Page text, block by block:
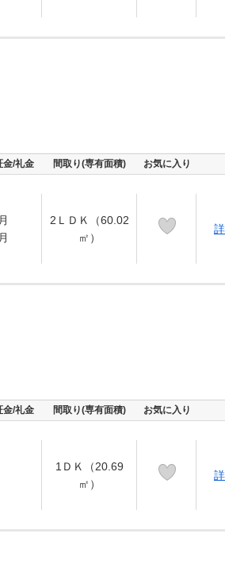
金/礼金 間取り(専有面積) お気に入り
2ＬＤＫ（60.02
㎡）
金/礼金 間取り(専有面積) お気に入り
1ＤＫ（20.69
㎡）